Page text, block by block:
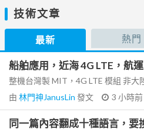
技術文章
最新 熱門
船舶應用，近海 4G LTE，航
整機台灣製 MIT，4G LTE 模組 非大
由 林門神JanusLin 發文 3 小時前
同一篇內容翻成十種語言，要